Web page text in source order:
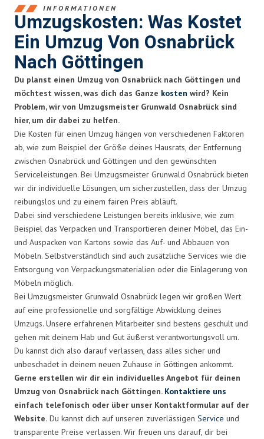
INFORMATIONEN
Umzugskosten: Was Kostet
Ein Umzug Von Osnabrück
Nach Göttingen
Du planst einen Umzug von Osnabrück nach Göttingen und
möchtest wissen, was dich das Ganze kosten wird? Kein
Problem, wir von Umzugsmeister Grunwald Osnabrück sind
hier, um dir dabei zu helfen.
Die Kosten für einen Umzug hängen von verschiedenen Faktoren
ab, wie zum Beispiel der Größe deines Hausrats, der Entfernung
zwischen Osnabrück und Göttingen und den gewünschten
Serviceleistungen. Bei Umzugsmeister Grunwald Osnabrück bieten
wir dir individuelle Lösungen, um sicherzustellen, dass der Umzug
reibungslos und zu einem fairen Preis abläuft.
Dabei sind verschiedene Leistungen bereits inklusive, wie zum
Beispiel das Verpacken und Transportieren deiner Möbel, das Ein-
und Auspacken von Kartons sowie das Auf- und Abbauen von
Möbeln. Selbstverständlich sind auch zusätzliche Services wie die
Entsorgung von Verpackungsmaterialien oder die Einlagerung von
Möbeln möglich.
Bei Umzugsmeister Grunwald Osnabrück legen wir großen Wert
auf eine professionelle und sorgfältige Abwicklung deines
Umzugs. Unsere erfahrenen Mitarbeiter sind bestens geschult und
gehen mit deinem Hab und Gut äußerst verantwortungsvoll um.
Du kannst dich also darauf verlassen, dass alles sicher und
unbeschadet in deinem neuen Zuhause in Göttingen ankommt.
Gerne erstellen wir dir ein individuelles Angebot für deinen
Umzug von Osnabrück nach Göttingen. Kontaktiere uns
einfach telefonisch oder über unser Kontaktformular auf der
Website. Du kannst dich auf unseren zuverlässigen Service und
transparente Preise verlassen. Wir freuen uns darauf, dir bei